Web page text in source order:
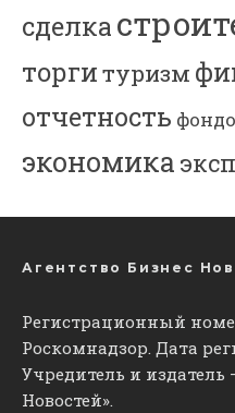
сделка
торгитуризм
отчетность
экономика
Агентство Бизнес
Регистрационный
Роскомнадзор. Дата
Учредитель и издатель
Новостей».